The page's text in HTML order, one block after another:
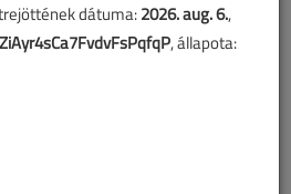
közönséges
akaró, ha nála is
dátuma:2026. aug. 6.,
, állapota: